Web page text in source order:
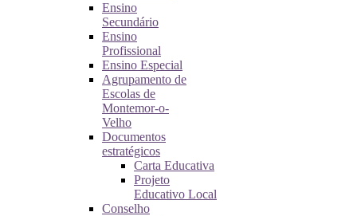
Ensino
Secundário
Ensino
Profissional
Ensino Especial
Agrupamento de
Escolas de
Montemor-o-
Velho
Documentos
estratégicos
Carta Educativa
Projeto
Educativo Local
Conselho